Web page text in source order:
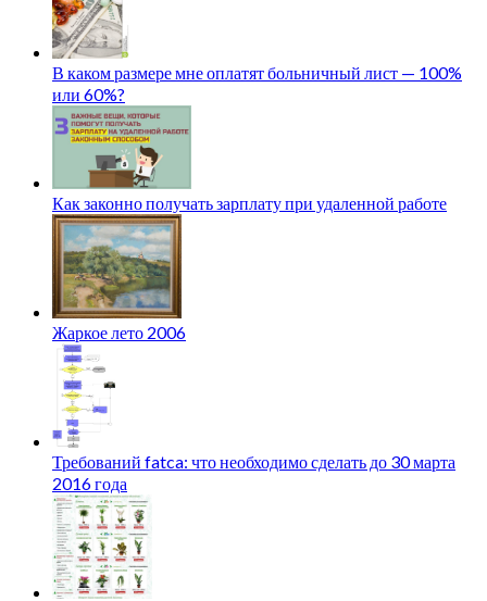
В каком размере мне оплатят больничный лист — 100%
или 60%?
Как законно получать зарплату при удаленной работе
Жаркое лето 2006
Требований fatca: что необходимо сделать до 30 марта
2016 года